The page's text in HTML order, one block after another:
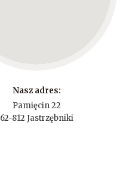
Nasz adres:
Pamięcin 22
62-812 Jastrzębniki